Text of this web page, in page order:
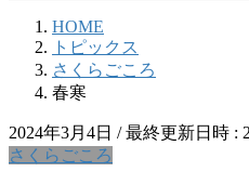
HOME
トピックス
さくらごころ
春寒
2024年3月4日 / 最終更新日時 :
さくらごころ